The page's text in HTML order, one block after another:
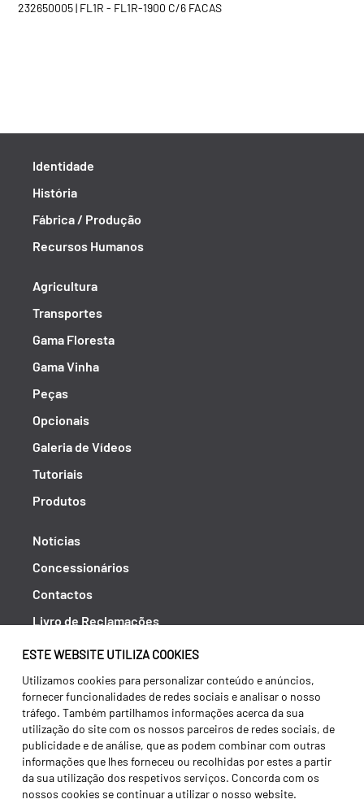
ESTE WEBSITE UTILIZA COOKIES
Utilizamos cookies para personalizar conteúdo e anúncios,
fornecer funcionalidades de redes sociais e analisar o nosso
tráfego. Também partilhamos informações acerca da sua
utilização do site com os nossos parceiros de redes sociais, de
publicidade e de análise, que as podem combinar com outras
informações que lhes forneceu ou recolhidas por estes a partir
da sua utilização dos respetivos serviços. Concorda com os
nossos cookies se continuar a utilizar o nosso website.
232650005 | FL1R - FL1R-1900 C/6 FACAS
Identidade
História
Fábrica / Produção
Recursos Humanos
Agricultura
Transportes
Gama Floresta
Gama Vinha
Peças
Opcionais
Galeria de Vídeos
Tutoriais
Produtos
Notícias
Concessionários
Contactos
Livro de Reclamações
Política de Privacidade
Canal de Denúncias (RGPC)
Termos e condições